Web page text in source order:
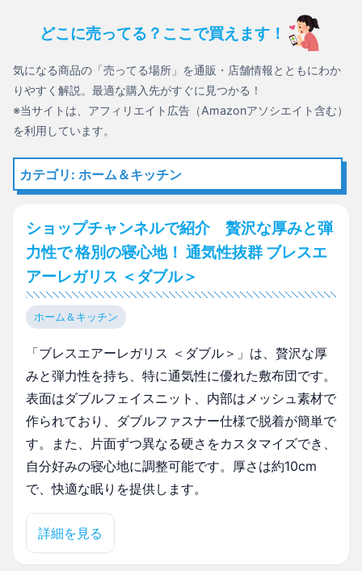
どこに売ってる？ここで買えます！
気になる商品の「売ってる場所」を通販・店舗情報とともにわか
りやすく解説。最適な購入先がすぐに見つかる！
※当サイトは、アフィリエイト広告（Amazonアソシエイト含む）
を利用しています。
カテゴリ: ホーム＆キッチン
ショップチャンネルで紹介 贅沢な厚みと弾
力性で 格別の寝心地！ 通気性抜群 ブレスエ
アーレガリス ＜ダブル＞
ホーム＆キッチン
「ブレスエアーレガリス ＜ダブル＞」は、贅沢な厚
みと弾力性を持ち、特に通気性に優れた敷布団です。
表面はダブルフェイスニット、内部はメッシュ素材で
作られており、ダブルファスナー仕様で脱着が簡単で
す。また、片面ずつ異なる硬さをカスタマイズでき、
自分好みの寝心地に調整可能です。厚さは約10cm
で、快適な眠りを提供します。
詳細を見る